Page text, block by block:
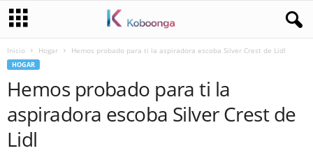
Inicio Hogar Hemos probado para ti la aspiradora escoba Silver Crest de Lidl
HOGAR
Hemos probado para ti la
aspiradora escoba Silver Crest de
Lidl